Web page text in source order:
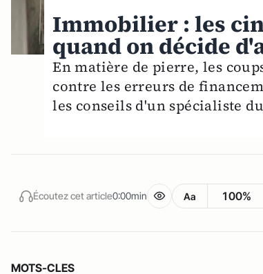
Immobilier : les
quand on décide
En matière de pierre, les
contre les erreurs de
les conseils d'un spécialiste
Écoutez cet article0:00min Aa 100%
MOTS-CLES